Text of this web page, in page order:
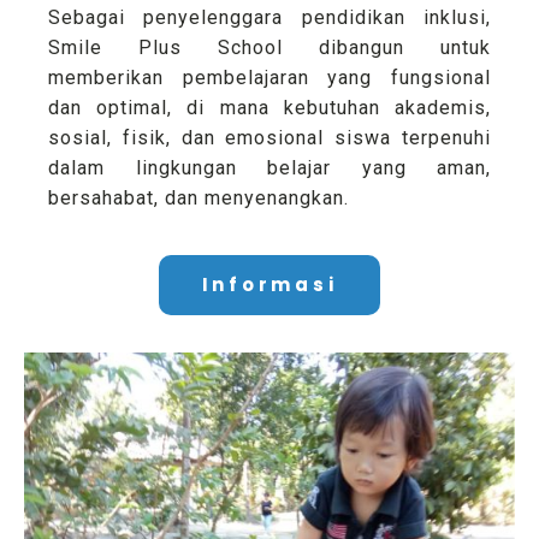
Sebagai penyelenggara pendidikan inklusi,
Smile Plus School dibangun untuk
memberikan pembelajaran yang fungsional
dan optimal, di mana kebutuhan akademis,
sosial, fisik, dan emosional siswa terpenuhi
dalam lingkungan belajar yang aman,
bersahabat, dan menyenangkan.
Informasi